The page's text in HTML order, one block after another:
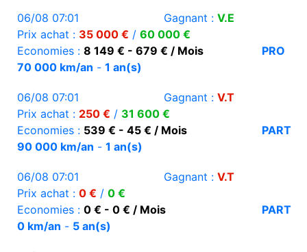
06/08 07:01 Gagnant : V.E
Prix achat : 35 000 € / 60 000 €
Economies : 8 149 € - 679 € / Mois
PRO
70 000 km/an - 1 an(s)
06/08 07:01 Gagnant : V.T
Prix achat : 250 € / 31 600 €
Economies : 539 € - 45 € / Mois
PART
90 000 km/an - 1 an(s)
06/08 07:01 Gagnant : V.T
Prix achat : 0 € / 0 €
Economies : 0 € - 0 € / Mois
PART
0 km/an - 5 an(s)